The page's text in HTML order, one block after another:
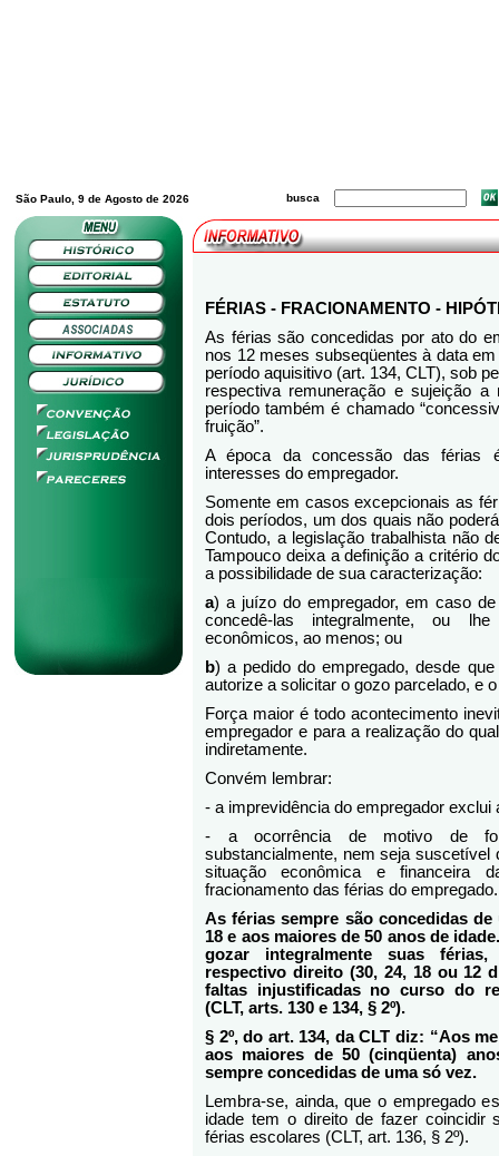
São Paulo, 9 de Agosto de 2026 busca
FÉRIAS - FRACIONAMENTO -
As férias são concedidas por ato do
nos 12 meses subseqüentes à data
período aquisitivo (art. 134, CLT), sob
respectiva remuneração e sujeição a
período também é chamado
fruição”.
A época da concessão das férias
interesses do empregador.
Somente em casos excepcionais as
dois períodos, um dos quais não
Contudo, a legislação trabalhista não
Tampouco deixa a definição a critério
a possibilidade de sua caracterização:
a) a juízo do empregador, em caso
concedê-las integralmente, ou
econômicos, ao menos; ou
b) a pedido do empregado, desde
autorize a solicitar o gozo parcelado, e
Força maior é todo acontecimento
empregador e para a realização do
indiretamente.
Convém lembrar:
- a imprevidência do empregador exclui
- a ocorrência de motivo de
substancialmente, nem seja suscetível
situação econômica e financeira
fracionamento das férias do empregado.
As férias sempre são concedidas
18 e aos maiores de 50 anos de
gozar integralmente suas
respectivo direito (30, 24, 18 ou 12
faltas injustificadas no curso do
(CLT, arts. 130 e 134, § 2º).
§ 2º, do art. 134, da CLT diz: “Aos
aos maiores de 50 (cinqüenta)
sempre concedidas de uma só vez.
Lembra-se, ainda, que o empregado
idade tem o direito de fazer coincidir
férias escolares (CLT, art. 136, § 2º).